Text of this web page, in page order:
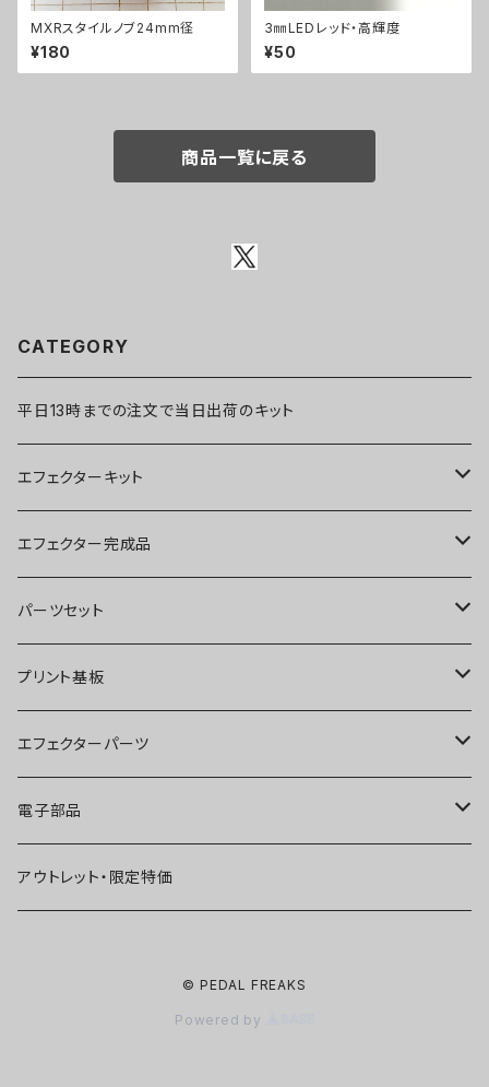
MXRスタイルノブ24mm径
¥180
3㎜LEDレッド・高輝度
¥50
商品一覧に戻る
CATEGORY
平日13時までの注文で当日出荷のキット
エフェクターキット
ブースター
オーバードライブ
ディストーション
ファズ
プリアンプ
空間系
エフェクター完成品
ブースター
オーバードライブ
ディストーション
ファズ
空間系
パーツセット
ブースター
オーバードライブ
ディストーション
ファズ
プリント基板
オーバードライブ
ディストーション
ファズ
エフェクターパーツ
スイッチ
ジャック
電子部品
IC
アウトレット・限定特価
© PEDAL FREAKS
Powered by